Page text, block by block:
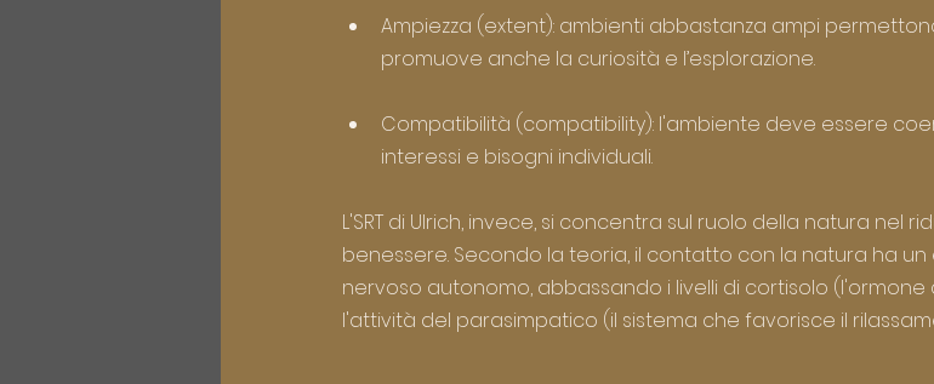
Ampiezza (extent): ambienti abbastanza ampi
promuove anche la curiosità e l’esplorazione.
Compatibilità (compatibility): l'ambiente deve essere
interessi e bisogni individuali.
L'SRT di Ulrich, invece, si concentra sul ruolo della natura nel
benessere. Secondo la teoria, il contatto con la natura ha
nervoso autonomo, abbassando i livelli di cortisolo
l'attività del parasimpatico (il sistema che favorisce il